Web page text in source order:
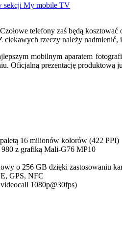
telefony zaś będą
rzeczy należy
mobilnym aparatem
Oficjalną prezentację produktową
16 milionów kolorów (422 PPI)
z grafiką Mali-G76 MP10
o 256 GB dzięki zastosowaniu
GPS, NFC
1080p@30fps)